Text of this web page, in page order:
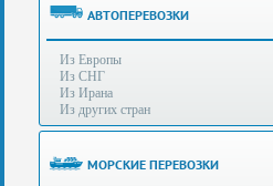
(Без
выходных
8:00
до
21:30)
АВТОПЕРЕВОЗКИ
Из Европы
Из СНГ
Из Ирана
Из других стран
МОРСКИЕ ПЕРЕВОЗКИ